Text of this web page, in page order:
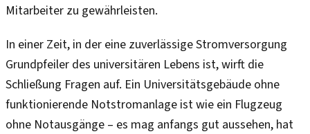
Mitarbeiter zu gewährleisten.
In einer Zeit, in der eine zuverlässige Stromversorgung
Grundpfeiler des universitären Lebens ist, wirft die
Schließung Fragen auf. Ein Universitätsgebäude ohne
funktionierende Notstromanlage ist wie ein Flugzeug
ohne Notausgänge – es mag anfangs gut aussehen, hat